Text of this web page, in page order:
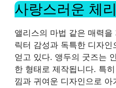
사랑스러운 체리
앨리스의 마법 같은 매력을
릭터 감성과 독특한 디자
얻고 있다. 앵두의 굿즈는
한 형태로 제작됩니다. 특
낌과 귀여운 디자인으로